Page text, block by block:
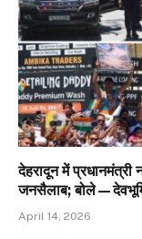
देहरादून में प्रधानमंत्री
जनसैलाब;
April 14, 2026